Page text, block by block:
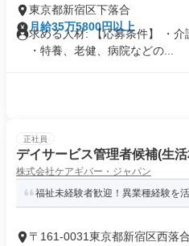
東京都新宿区下落合
月給35万5800円以上
求める人材: 【応募条件】 ・
・特養、老健、病院などの...
正社員
デイサービス管理者候補(生
株式会社ケアギバー・ジャパン
福祉未経験者歓迎！異業種経験を
〒161-0031東京都新宿区西落合